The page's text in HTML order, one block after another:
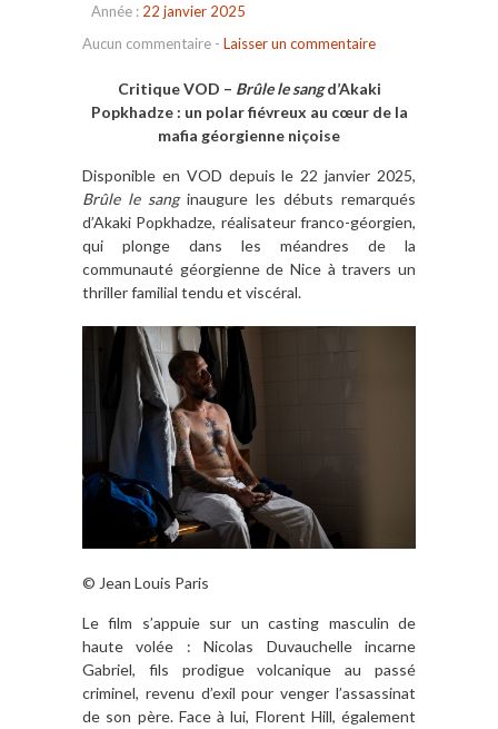
Année : 22 janvier 2025
Aucun commentaire - Laisser un commentaire
Critique VOD – Brûle le sangd’Akaki
Popkhadze : un polar fiévreux au cœur de la
mafia géorgienne niçoise
Disponible en VOD depuis le 22 janvier 2025,
Brûle le sanginaugure les débuts remarqués
d’Akaki Popkhadze, réalisateur franco-géorgien,
qui plonge dans les méandres de la
communauté géorgienne de Nice à travers un
thriller familial tendu et viscéral.
© Jean Louis Paris
Le film s’appuie sur un casting masculin de
haute volée : Nicolas Duvauchelle incarne
Gabriel, fils prodigue volcanique au passé
criminel, revenu d’exil pour venger l’assassinat
de son père. Face à lui, Florent Hill, également